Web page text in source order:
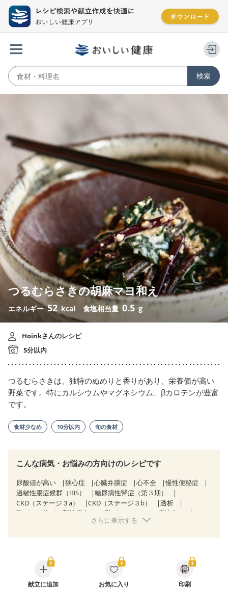
つるむらさきの胡麻マヨ和え
エネルギー52 kcal 食塩相当量 0.5 g
Hoinkさんのレシピ
5分以内
つるむらさきは、独特のぬめりと香りがあり、栄養価が高い
野菜です。特にカルシウムやマグネシウム、βカロテンが豊富
です。
食材少なめ 10分以内 旬の食材
こんな病気・お悩みの方向けのレシピです
尿酸値が高い 狭心症 心臓弁膜症 心不全
慢性便秘症
過敏性腸症候群（IBS）
糖尿病性腎症（第３期）
CKD（ステージ３a）
CKD（ステージ３b）
透析
乳がん（抗がん剤治療中）
乳がん（ホルモン療法中）
妊婦健診・血圧が気になる（初期）
妊婦健診・血糖値が気になる（初期）
妊娠高血圧(中期)
妊娠糖尿病(初期)
産後（母乳）
産後（混合栄養）
さらに表示する
献立に追加 お気に入り 印刷